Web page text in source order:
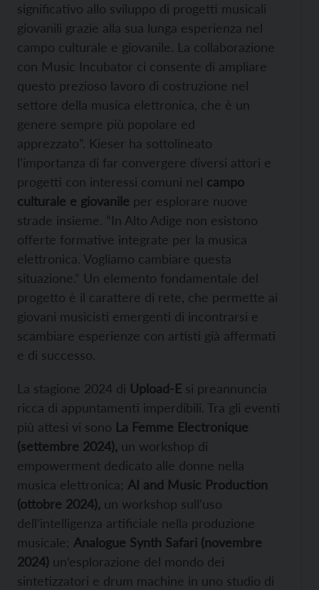
significativo allo sviluppo di progetti musicali
giovanili grazie alla sua lunga esperienza nel
campo culturale e giovanile. La collaborazione
con Music Incubator ci consente di ampliare
questo prezioso lavoro di costruzione nel
settore della musica elettronica, che è un
genere sempre più popolare ed
apprezzato”. Kieser ha sottolineato
l’importanza di far convergere diversi attori e
progetti con interessi comuni nel campo
culturale e giovanile per esplorare nuove
strade insieme. “In Alto Adige non esistono
offerte formative integrate per la musica
elettronica. Vogliamo cambiare questa
situazione.” Un elemento fondamentale del
progetto è il carattere di rete, che permette ai
giovani musicisti emergenti di incontrarsi e
scambiare esperienze con artisti già affermati
e di successo.
La stagione 2024 di Upload-E si preannuncia
ricca di appuntamenti imperdibili. Tra gli eventi
più attesi vi sono La Femme Electronique
(settembre 2024), un workshop di
empowerment dedicato alle donne nella
musica elettronica; AI and Music Production
(ottobre 2024), un workshop sull’uso
dell’intelligenza artificiale nella produzione
musicale; Analogue Synth Safari (novembre
2024) un’esplorazione del mondo dei
sintetizzatori e drum machine in uno studio di